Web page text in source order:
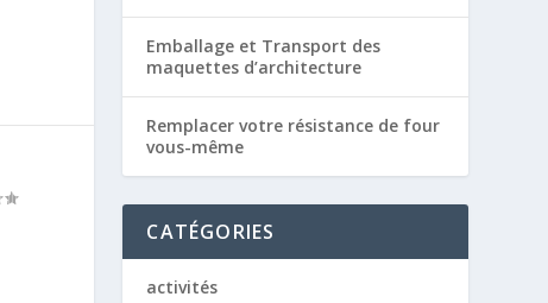
Emballage et Transport des
maquettes d’architecture
Remplacer votre résistance de four
vous-même
CATÉGORIES
activités